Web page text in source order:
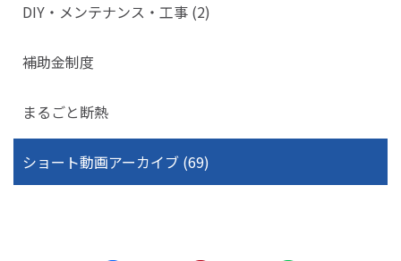
DIY・メンテナンス・工事 (2)
補助金制度
まるごと断熱
ショート動画アーカイブ (69)